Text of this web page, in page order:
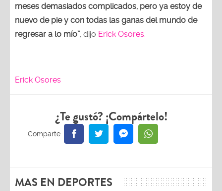
meses demasiados complicados, pero ya estoy de
nuevo de pie y con todas las ganas del mundo de
regresar a lo mío” , dijo Erick Osores.
Erick Osores
¿Te gustó? ¡Compártelo!
MAS EN DEPORTES